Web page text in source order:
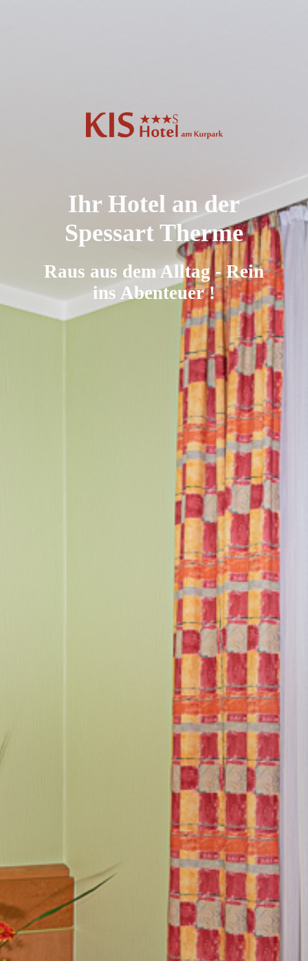
Ihr Hotel an der
Spessart Therme
Raus aus dem Alltag - Rein
ins Abenteuer !